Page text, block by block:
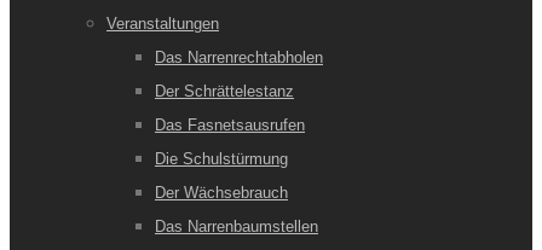
Veranstaltungen
Das Narrenrechtabholen
Der Schrättelestanz
Das Fasnetsausrufen
Die Schulstürmung
Der Wächsebrauch
Das Narrenbaumstellen